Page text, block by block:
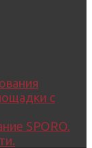
с
SPORO.